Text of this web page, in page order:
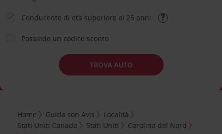
Conducente di età superiore ai 25 anni
Possiedo un codice sconto
TROVA AUTO
Home Guida con Avis
Località
Stati Uniti Canada
Stati Uniti
Carolina del Nord